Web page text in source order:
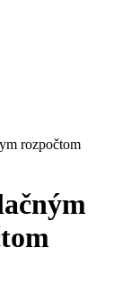
rozpočtom